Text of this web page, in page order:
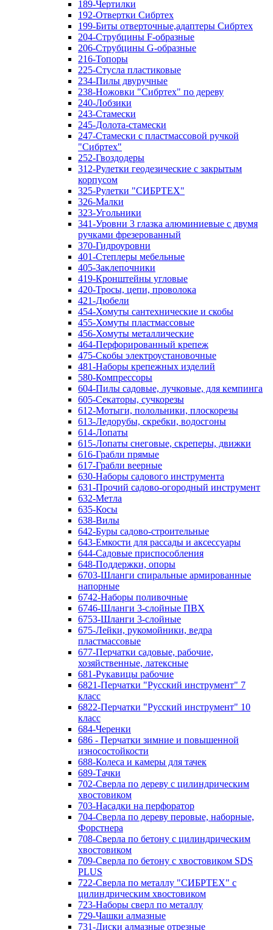
189-Чертилки
192-Отвертки Сибртех
199-Биты отверточные,адаптеры Сибртех
204-Струбцины F-образные
206-Струбцины G-образные
216-Топоры
225-Стусла пластиковые
234-Пилы двуручные
238-Ножовки "Сибртех" по дереву
240-Лобзики
243-Стамески
245-Долота-стамески
247-Стамески с пластмассовой ручкой
"Сибртех"
252-Гвоздодеры
312-Рулетки геодезические с закрытым
корпусом
325-Рулетки "СИБРТЕХ"
326-Малки
323-Угольники
341-Уровни 3 глазка алюминиевые с двумя
ручками фрезерованный
370-Гидроуровни
401-Степлеры мебельные
405-Заклепочники
419-Кронштейны угловые
420-Тросы, цепи, проволока
421-Дюбели
454-Хомуты сантехнические и скобы
455-Хомуты пластмассовые
456-Хомуты металлические
464-Перфорированный крепеж
475-Скобы электроустановочные
481-Наборы крепежных изделий
580-Компрессоры
604-Пилы садовые, лучковые, для кемпинга
605-Секаторы, сучкорезы
612-Мотыги, полольники, плоскорезы
613-Ледорубы, скребки, водосгоны
614-Лопаты
615-Лопаты снеговые, скреперы, движки
616-Грабли прямые
617-Грабли веерные
630-Наборы садового инструмента
631-Прочий садово-огородный инструмент
632-Метла
635-Косы
638-Вилы
642-Буры садово-строительные
643-Емкости для рассады и аксессуары
644-Садовые приспособления
648-Поддержки, опоры
6703-Шланги спиральные армированные
напорные
6742-Наборы поливочные
6746-Шланги 3-слойные ПВХ
6753-Шланги 3-слойные
675-Лейки, рукомойники, ведра
пластмассовые
677-Перчатки садовые, рабочие,
хозяйственные, латексные
681-Рукавицы рабочие
6821-Перчатки "Русский инструмент" 7
класс
6822-Перчатки "Русский инструмент" 10
класс
684-Черенки
686 - Перчатки зимние и повышенной
износостойкости
688-Колеса и камеры для тачек
689-Тачки
702-Сверла по дереву с цилиндрическим
хвостовиком
703-Насадки на перфоратор
704-Сверла по дереву перовые, наборные,
Форстнера
708-Сверла по бетону с цилиндрическим
хвостовиком
709-Сверла по бетону с хвостовиком SDS
PLUS
722-Сверла по металлу "СИБРТЕХ" с
цилиндрическим хвостовиком
723-Наборы сверл по металлу
729-Чашки алмазные
731-Диски алмазные отрезные